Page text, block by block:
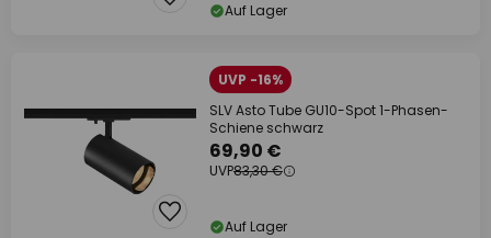
Auf Lager
UVP -16%
SLV Asto Tube GU10-Spot 1-Phasen-
Schiene schwarz
69,90 €
UVP83,30 €
Auf Lager